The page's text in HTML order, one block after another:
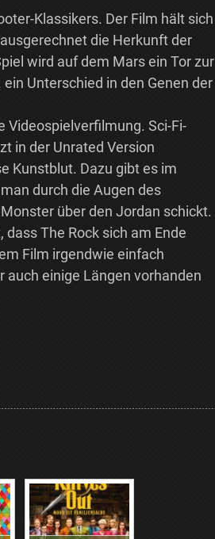
Klassikers. Der Film hält sich
die Herkunft der
wird auf dem Mars ein Tor zur
Unterschied in den Genen der
Videospielverfilmung. Sci-Fi-
in der Unrated Version
Kunstblut. Dazu gibt es im
durch die Augen des
über den Jordan schickt.
The Rock sich am Ende
Film irgendwie einfach
auch einige Längen vorhanden